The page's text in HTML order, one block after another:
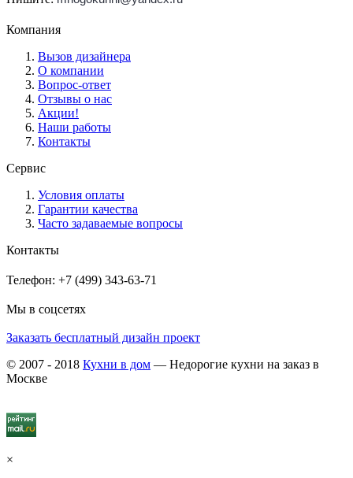
Компания
Вызов дизайнера
О компании
Вопрос-ответ
Отзывы о нас
Акции!
Наши работы
Контакты
Сервис
Условия оплаты
Гарантии качества
Часто задаваемые вопросы
Контакты
Телефон: +7 (499) 343-63-71
Мы в соцсетях
Заказать бесплатный дизайн проект
© 2007 - 2018 Кухни в дом — Недорогие кухни на заказ в
Москве
×